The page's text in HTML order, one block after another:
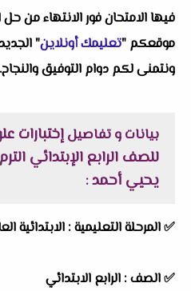
فيها الامتحان فور الانتهاء من
موقعكم "تعليمك أونلاين"
ونتمنى لكم دوام التوفيق والنجاح.
بيانات و تفاصيلإختبارات
يحيي أحمد:
✅المرحلة التعليمية : الابتدائية
✅الصف : الرابع الابتدائي